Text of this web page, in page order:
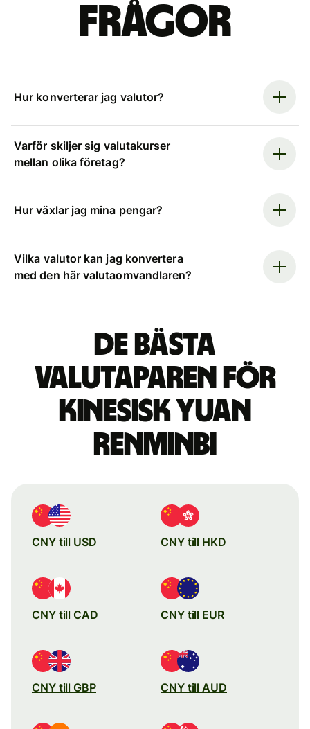
frågor
Hur konverterar jag valutor?
Varför skiljer sig valutakurser
mellan olika företag?
Hur växlar jag mina pengar?
Vilka valutor kan jag konvertera
med den här valutaomvandlaren?
De bästa
valutaparen för
kinesisk yuan
renminbi
CNY till USD CNY till HKD
CNY till CAD CNY till EUR
CNY till GBP CNY till AUD